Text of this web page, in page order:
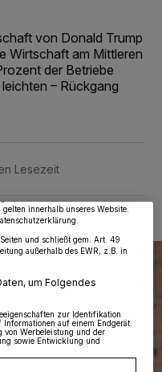
von Donald Trump
Wirtschaft am Mittleren
der Betriebe
– Rückgang
Lesezeit
Inhalte und Anzeigen
können dieses Menü jederzeit
innerhalb unseres Website.
und schließt gem. Art. 49
außerhalb des EWR, z.B. in
um Folgendes
zur Identifikation
auf einem Endgerät.
von Werbeleistung und der
sowie Entwicklung und